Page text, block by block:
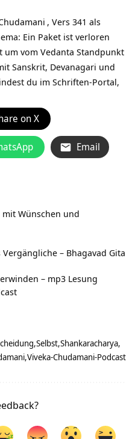
, Vers 341 als
Ein Paket ist verloren
um vom Vedanta Standpunkt
Sanskrit, Devanagari und
du im Schriften-Portal,
on X
Email
Wünschen und
– Bhagavad Gita
– mp3 Lesung
Selbst Shankaracharya
Viveka-Chudamani-Podcast